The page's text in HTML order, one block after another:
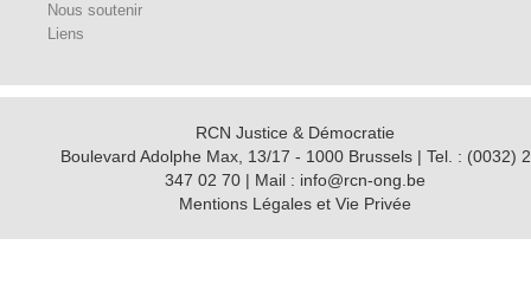
Nous soutenir
Liens
RCN Justice & Démocratie
Boulevard Adolphe Max, 13/17 - 1000 Brussels | Tel. : (0032) 2
347 02 70 | Mail : info@rcn-ong.be
Mentions Légales et Vie Privée